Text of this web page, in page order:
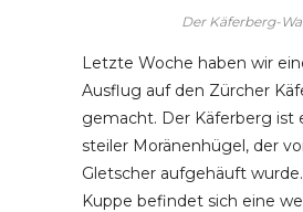
Der Käferberg-
Letzte Woche haben wir
Ausflug auf den Zürcher
gemacht. Der Käferberg ist
steiler Moränenhügel, der
Gletscher aufgehäuft
Kuppe befindet sich eine